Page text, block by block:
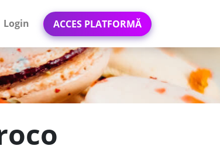
Login ACCES PLATFORMĂ